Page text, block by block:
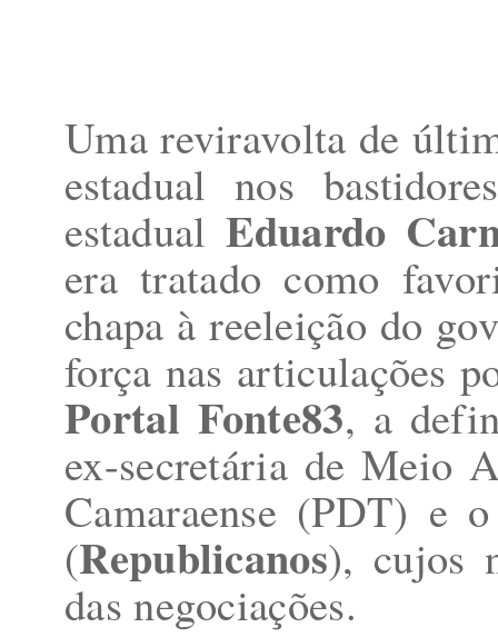
Uma reviravolta de
estadual nos
estadual Eduardo
era tratado como
chapa à reeleição do
força nas articulações
Portal Fonte83, a
ex-secretária de Meio
Camaraense (PDT) e
(Republicanos), cujos
das negociações.